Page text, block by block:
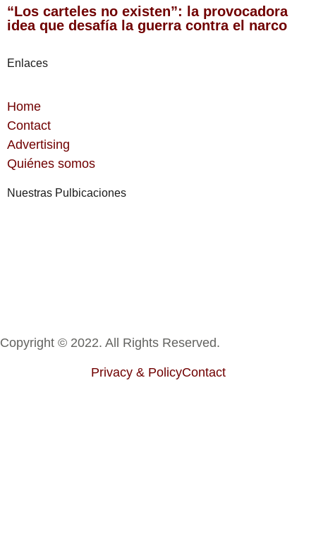
“Los carteles no existen”: la provocadora
idea que desafía la guerra contra el narco
Enlaces
Home
Contact
Advertising
Quiénes somos
Nuestras Pulbicaciones
Copyright © 2022. All Rights Reserved.
Privacy & PolicyContact